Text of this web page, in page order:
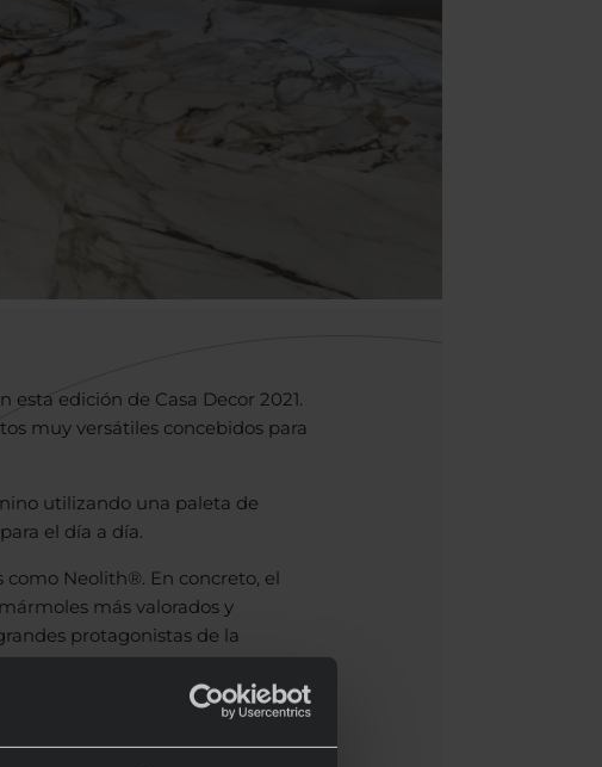
esta edición de Casa Decor 2021.
muy versátiles concebidos para
utilizando una paleta de
el día a día.
Neolith®. En concreto, el
más valorados y
protagonistas de la